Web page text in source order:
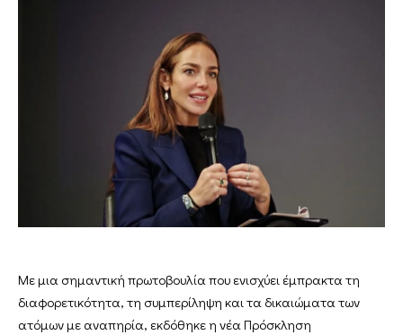
Με μια σημαντική πρωτοβουλία που ενισχύει έμπρακτα τη
διαφορετικότητα, τη συμπερίληψη και τα δικαιώματα των
ατόμων με αναπηρία, εκδόθηκε η νέα Πρόσκληση